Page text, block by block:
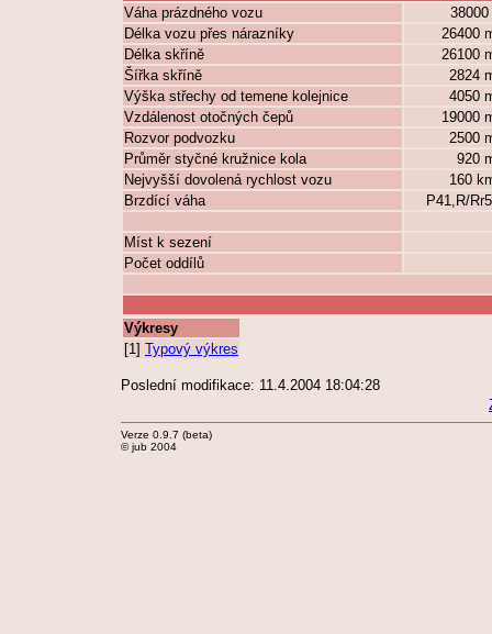
Váha prázdného vozu
Délka vozu přes nárazníky
26400
Délka skříně
26100
Šířka skříně
2824
Výška střechy od temene kolejnice
4050
Vzdálenost otočných čepů
19000
Rozvor podvozku
2500
Průměr styčné kružnice kola
920
Nejvyšší dovolená rychlost vozu
160
Brzdící váha
P41,R/
Míst k sezení
Počet oddílů
Výkresy
[1] Typový výkres
Poslední modifikace: 11.4.2004 18:04:28
Verze 0.9.7 (beta)
© jub 2004